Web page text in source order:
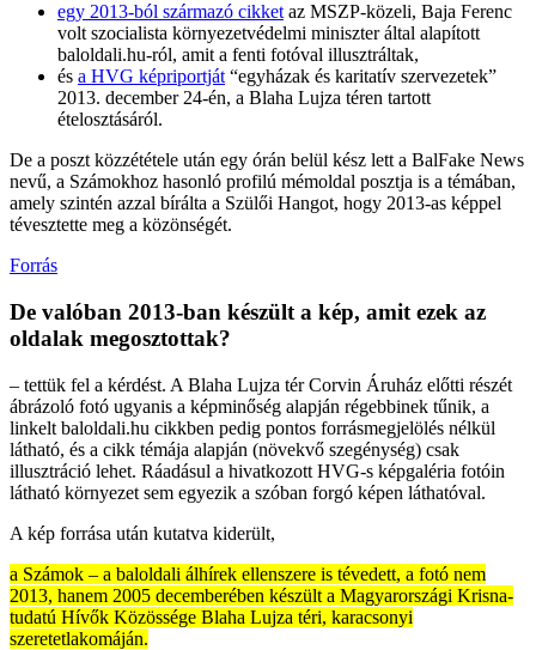
egy 2013-ból származó cikketaz MSZP-közeli, Baja Ferenc
volt szocialista környezetvédelmi miniszter által alapított
baloldali.hu-ról, amit a fenti fotóval illusztráltak,
és a HVG képriportját“egyházak és karitatív szervezetek”
2013. december 24-én, a Blaha Lujza téren tartott
ételosztásáról.
De a poszt közzététele után egy órán belül kész lett a BalFake News
nevű, a Számokhoz hasonló profilú mémoldal posztja is a témában,
amely szintén azzal bírálta a Szülői Hangot, hogy 2013-as képpel
tévesztette meg a közönségét.
Forrás
De valóban 2013-ban készült a kép, amit ezek az
oldalak megosztottak?
– tettük fel a kérdést. A Blaha Lujza tér Corvin Áruház előtti részét
ábrázoló fotó ugyanis a képminőség alapján régebbinek tűnik, a
linkelt baloldali.hu cikkben pedig pontos forrásmegjelölés nélkül
látható, és a cikk témája alapján (növekvő szegénység) csak
illusztráció lehet. Ráadásul a hivatkozott HVG-s képgaléria fotóin
látható környezet sem egyezik a szóban forgó képen láthatóval.
A kép forrása után kutatva kiderült,
a Számok – a baloldali álhírek ellenszere is tévedett, a fotó nem
2013, hanem 2005 decemberében készült a Magyarországi Krisna-
tudatú Hívők Közössége Blaha Lujza téri, karacsonyi
szeretetlakomáján.